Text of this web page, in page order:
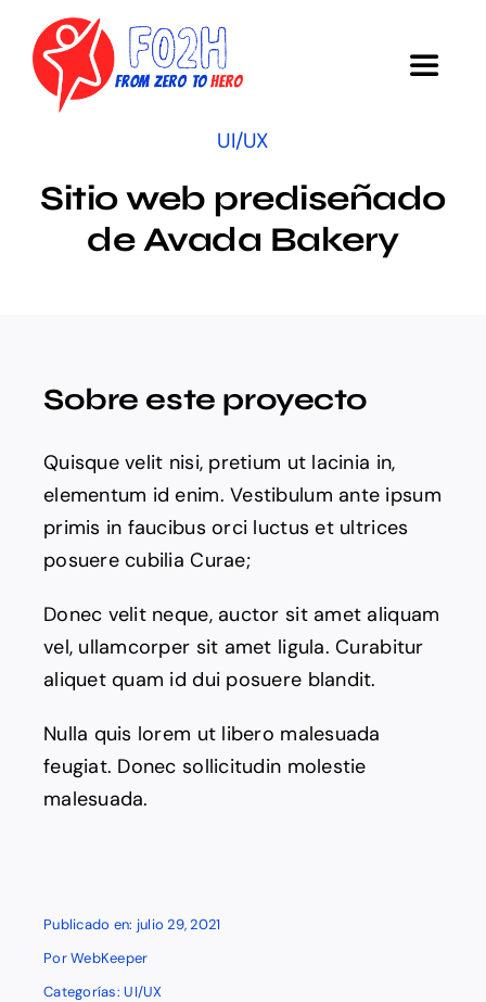
contenido
Alternar
Objetivos
Contacto
UI/UX
Sitio web prediseñado
de Avada Bakery
Sobre este proyecto
Quisque velit nisi, pretium ut lacinia in,
elementum id enim. Vestibulum ante ipsum
primis in faucibus orci luctus et ultrices
posuere cubilia Curae;
Donec velit neque, auctor sit amet aliquam
vel, ullamcorper sit amet ligula. Curabitur
aliquet quam id dui posuere blandit.
Nulla quis lorem ut libero malesuada
feugiat. Donec sollicitudin molestie
malesuada.
Publicado en: julio 29, 2021
PorWebKeeper
Categorías:UI/UX